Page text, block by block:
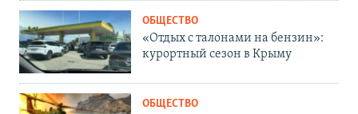
ОБЩЕСТВО
«Отдых с талонами на бензин»:
курортный сезон в Крыму
ОБЩЕСТВО